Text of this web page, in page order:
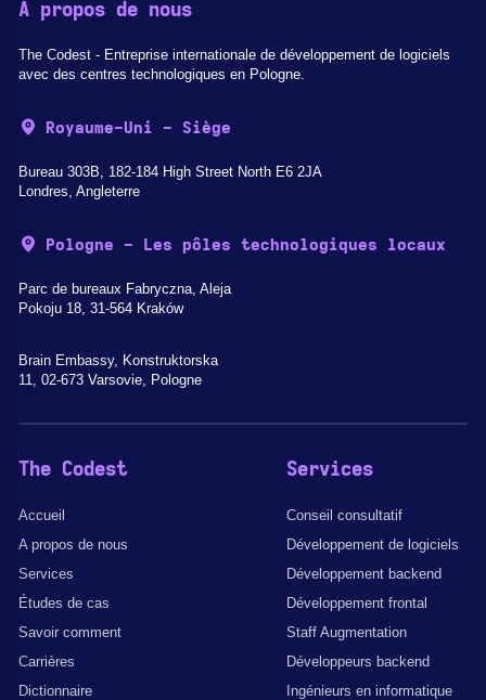
A propos de nous
The Codest - Entreprise internationale de développement de logiciels
avec des centres technologiques en Pologne.
Royaume-Uni - Siège
Bureau 303B, 182-184 High Street North E6 2JA
Londres, Angleterre
Pologne - Les pôles technologiques locaux
Parc de bureaux Fabryczna, Aleja
Pokoju 18, 31-564 Kraków
Brain Embassy, Konstruktorska
11, 02-673 Varsovie, Pologne
The Codest
Accueil
A propos de nous
Services
Études de cas
Savoir comment
Carrières
Dictionnaire
Services
Conseil consultatif
Développement de logiciels
Développement backend
Développement frontal
Staff Augmentation
Développeurs backend
Ingénieurs en informatique